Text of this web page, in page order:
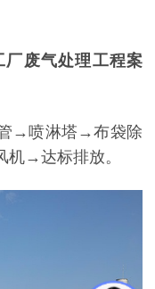
废气处理工程案
→喷淋塔→布袋除
机→达标排放。